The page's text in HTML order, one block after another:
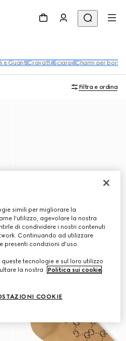
e Guanti CravatteSciarpe Charm per borse
Filtra e ordina
simili per migliorare la
l'utilizzo, agevolare la nostra
di condividere i nostri contenuti
Continuando ad utilizzare
presenti condizioni d'uso.
tecnologie e sul loro utilizzo
la nostra
Politica sui cookie.
COOKIE